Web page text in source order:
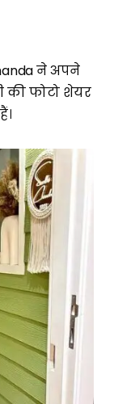
ने अपने
की फोटो शेयर